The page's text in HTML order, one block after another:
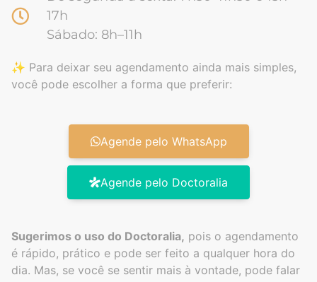
17h
Sábado: 8h–11h
✨ Para deixar seu agendamento ainda mais simples,
você pode escolher a forma que preferir:
Agende pelo WhatsApp
Agende pelo Doctoralia
Sugerimos o uso do Doctoralia, pois o agendamento
é rápido, prático e pode ser feito a qualquer hora do
dia. Mas, se você se sentir mais à vontade, pode falar